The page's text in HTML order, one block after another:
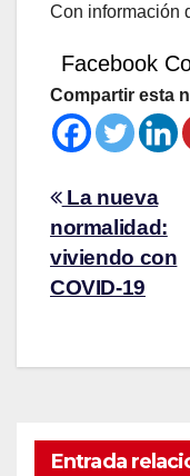
Con información
Facebook
Compartir esta
La nueva
normalidad:
viviendo con
COVID-19
Entrada